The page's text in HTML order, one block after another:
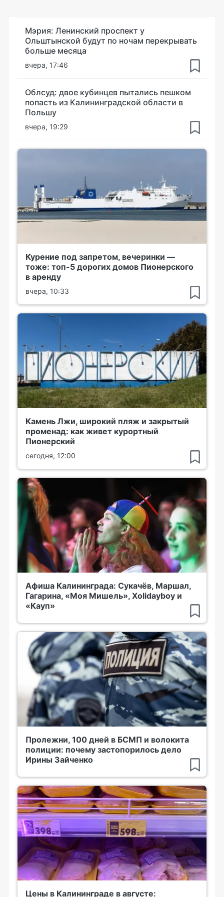
Мэрия: Ленинский проспект у
Ольштынской будут по ночам перекрывать
больше месяца
вчера, 17:46
Облсуд: двое кубинцев пытались пешком
попасть из Калининградской области в
Польшу
вчера, 19:29
Курение под запретом, вечеринки —
тоже: топ-5 дорогих домов Пионерского
в аренду
вчера, 10:33
Камень Лжи, широкий пляж и закрытый
променад: как живет курортный
Пионерский
сегодня, 12:00
Афиша Калининграда: Сукачёв, Маршал,
Гагарина, «Моя Мишель», Xolidayboy и
«Кауп»
Пролежни, 100 дней в БСМП и волокита
полиции: почему застопорилось дело
Ирины Зайченко
Цены в Калининграде в августе: